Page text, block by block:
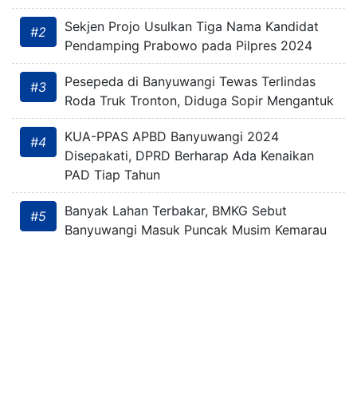
#2
Sekjen Projo Usulkan Tiga Nama Kandidat
Pendamping Prabowo pada Pilpres 2024
#3
Pesepeda di Banyuwangi Tewas Terlindas
Roda Truk Tronton, Diduga Sopir Mengantuk
#4
KUA-PPAS APBD Banyuwangi 2024
Disepakati, DPRD Berharap Ada Kenaikan
PAD Tiap Tahun
#5
Banyak Lahan Terbakar, BMKG Sebut
Banyuwangi Masuk Puncak Musim Kemarau